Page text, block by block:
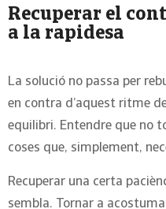
Recuperar el
a la rapidesa
La solució no passa per
en contra d’aquest ritme
equilibri. Entendre que no
coses que, simplement,
Recuperar una certa
sembla. Tornar a